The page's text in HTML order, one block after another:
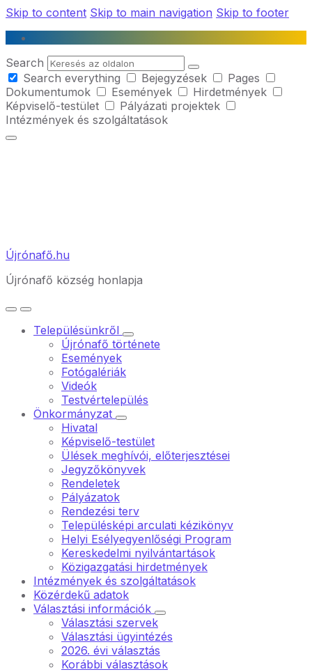
Skip to content Skip to main navigation Skip to footer
Search
Search everything
Bejegyzések
Pages
Dokumentumok
Események
Hirdetmények
Képviselő-testület
Pályázati projektek
Intézmények és szolgáltatások
Újrónafő.hu
Újrónafő község honlapja
Településünkről
Újrónafő története
Események
Fotógalériák
Videók
Testvértelepülés
Önkormányzat
Hivatal
Képviselő-testület
Ülések meghívói, előterjesztései
Jegyzőkönyvek
Rendeletek
Pályázatok
Rendezési terv
Településképi arculati kézikönyv
Helyi Esélyegyenlőségi Program
Kereskedelmi nyilvántartások
Közigazgatási hirdetmények
Intézmények és szolgáltatások
Közérdekű adatok
Választási információk
Választási szervek
Választási ügyintézés
2026. évi választás
Korábbi választások